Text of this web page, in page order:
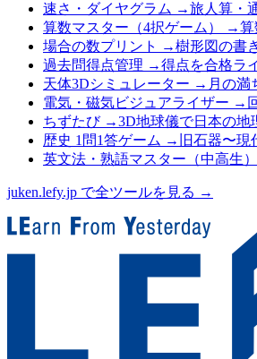
速さ・ダイヤグラム →旅人算・
算数マスター（4択ゲーム）
→算
場合の数プリント
→樹形図の書
過去問得点管理 →得点を合格ラ
天体3Dシミュレーター → 月の満
電気・磁気ビジュアライザー →
ちずたび→3D地球儀で日本の地
歴史 1問1答ゲーム → 旧石器〜
英文法・熟語マスター（中高生）
juken.lefy.jp で全ツールを見る →